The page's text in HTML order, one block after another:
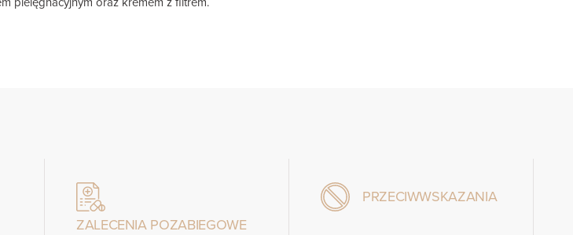
ZALECENIA POZABIEGOWE
PRZECIWWSKAZANIA